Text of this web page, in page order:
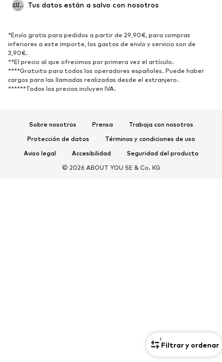
1
Filtrar y ordenar
Reciclado
ZAPATOS
Nuevo
Zapatillas de deporte
Botines
Zapatos de tacón y plataforma Botas
Zapatillas de casa
Exclusivo
Tus datos están a salvo con nosotros
*Envío gratis para pedidos a partir de 29,90€, para compras
inferiores a este importe, los gastos de envío y servicio son de
3,90€.
**El precio al que ofrecimos por primera vez el artículo.
****Gratuito para todos los operadores españoles. Puede haber
cargos para las llamadas realizadas desde el extranjero.
******Todos los precios incluyen IVA.
Sobre nosotros Prensa
Trabaja con nosotros
Protección de datos
Términos y condiciones de uso
Aviso legal
Accesibilidad
Seguridad del producto
© 2026 ABOUT YOU SE & Co. KG